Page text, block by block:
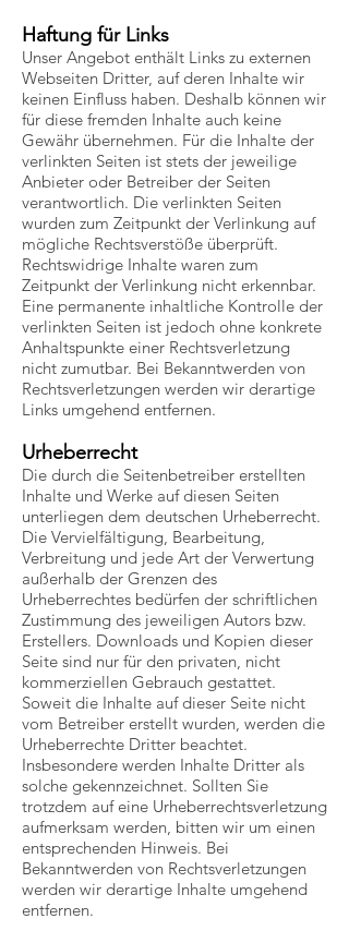
Haftung für Links
Unser Angebot enthält Links zu externen
Webseiten Dritter, auf deren Inhalte wir
keinen Einfluss haben. Deshalb können wir
für diese fremden Inhalte auch keine
Gewähr übernehmen. Für die Inhalte der
verlinkten Seiten ist stets der jeweilige
Anbieter oder Betreiber der Seiten
verantwortlich. Die verlinkten Seiten
wurden zum Zeitpunkt der Verlinkung auf
mögliche Rechtsverstöße überprüft.
Rechtswidrige Inhalte waren zum
Zeitpunkt der Verlinkung nicht erkennbar.
Eine permanente inhaltliche Kontrolle der
verlinkten Seiten ist jedoch ohne konkrete
Anhaltspunkte einer Rechtsverletzung
nicht zumutbar. Bei Bekanntwerden von
Rechtsverletzungen werden wir derartige
Links umgehend entfernen.
Urheberrecht
Die durch die Seitenbetreiber erstellten
Inhalte und Werke auf diesen Seiten
unterliegen dem deutschen Urheberrecht.
Die Vervielfältigung, Bearbeitung,
Verbreitung und jede Art der Verwertung
außerhalb der Grenzen des
Urheberrechtes bedürfen der schriftlichen
Zustimmung des jeweiligen Autors bzw.
Erstellers. Downloads und Kopien dieser
Seite sind nur für den privaten, nicht
kommerziellen Gebrauch gestattet.
Soweit die Inhalte auf dieser Seite nicht
vom Betreiber erstellt wurden, werden die
Urheberrechte Dritter beachtet.
Insbesondere werden Inhalte Dritter als
solche gekennzeichnet. Sollten Sie
trotzdem auf eine Urheberrechtsverletzung
aufmerksam werden, bitten wir um einen
entsprechenden Hinweis. Bei
Bekanntwerden von Rechtsverletzungen
werden wir derartige Inhalte umgehend
entfernen.